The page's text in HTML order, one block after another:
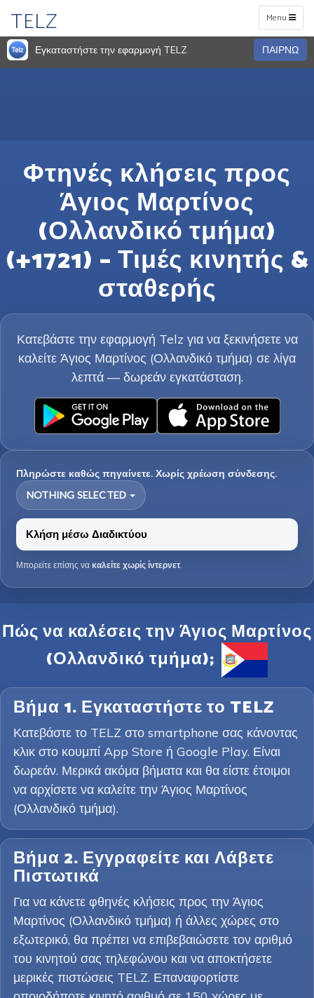
Toggle
navigation
Menu
TELZ
Εγκαταστήστε την εφαρμογή TELZ ΠΑΙΡΝΩ
Φτηνές κλήσεις προς
Άγιος Μαρτίνος
(Ολλανδικό τμήμα)
(+1721) – Τιμές κινητής &
σταθερής
Κατεβάστε την εφαρμογή Telz για να ξεκινήσετε να
καλείτε Άγιος Μαρτίνος (Ολλανδικό τμήμα) σε λίγα
λεπτά — δωρεάν εγκατάσταση.
Πληρώστε καθώς πηγαίνετε. Χωρίς χρέωση σύνδεσης.
NOTHING SELECTED
Κλήση μέσω Διαδικτύου
Μπορείτε επίσης να καλείτε χωρίς ίντερνετ.
Πώς να καλέσεις την Άγιος Μαρτίνος
(Ολλανδικό τμήμα);
Βήμα 1. Εγκαταστήστε το TELZ
Κατεβάστε το TELZ στο smartphone σας κάνοντας
κλικ στο κουμπί App Store ή Google Play. Είναι
δωρεάν. Μερικά ακόμα βήματα και θα είστε έτοιμοι
να αρχίσετε να καλείτε την Άγιος Μαρτίνος
(Ολλανδικό τμήμα).
Βήμα 2. Εγγραφείτε και Λάβετε
Πιστωτικά
Για να κάνετε φθηνές κλήσεις προς την Άγιος
Μαρτίνος (Ολλανδικό τμήμα) ή άλλες χώρες στο
εξωτερικό, θα πρέπει να επιβεβαιώσετε τον αριθμό
του κινητού σας τηλεφώνου και να αποκτήσετε
μερικές πιστώσεις TELZ. Επαναφορτίστε